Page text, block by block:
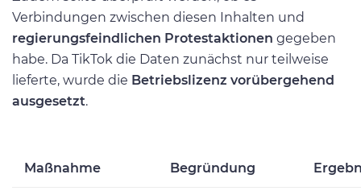
Verbindungen zwischen diesen Inhalten und
regierungsfeindlichen Protestaktionen gegeben
habe. Da TikTok die Daten zunächst nur teilweise
lieferte, wurde die Betriebslizenz vorübergehend
ausgesetzt.
Maßnahme Begründung